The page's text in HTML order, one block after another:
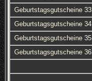
Geburtstagsgutscheine 33
Geburtstagsgutscheine 34
Geburtstagsgutscheine 35
Geburtstagsgutscheine 36